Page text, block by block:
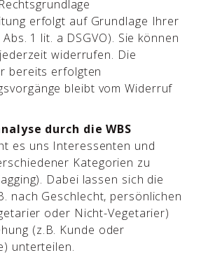
Rechtsgrundlage
erfolgt auf Grundlage Ihrer
1 lit. a DSGVO). Sie können
widerrufen. Die
bereits erfolgten
bleibt vom Widerruf
durch die WBS
es uns Interessenten und
Kategorien zu
Dabei lassen sich die
nach Geschlecht, persönlichen
oder Nicht-Vegetarier)
(z.B. Kunde oder
unterteilen.